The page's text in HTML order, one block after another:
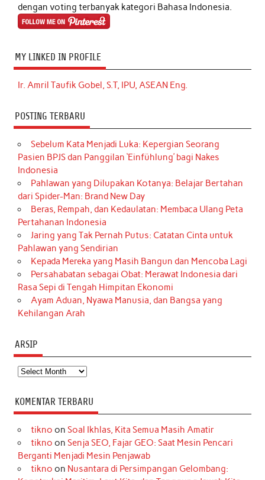
dengan voting terbanyak kategori Bahasa Indonesia.
MY LINKED IN PROFILE
Ir. Amril Taufik Gobel, S.T, IPU, ASEAN Eng.
POSTING TERBARU
Sebelum Kata Menjadi Luka: Kepergian Seorang
Pasien BPJS dan Panggilan ‘Einfühlung’ bagi Nakes
Indonesia
Pahlawan yang Dilupakan Kotanya: Belajar Bertahan
dari Spider-Man: Brand New Day
Beras, Rempah, dan Kedaulatan: Membaca Ulang Peta
Pertahanan Indonesia
Jaring yang Tak Pernah Putus: Catatan Cinta untuk
Pahlawan yang Sendirian
Kepada Mereka yang Masih Bangun dan Mencoba Lagi
Persahabatan sebagai Obat: Merawat Indonesia dari
Rasa Sepi di Tengah Himpitan Ekonomi
Ayam Aduan, Nyawa Manusia, dan Bangsa yang
Kehilangan Arah
ARSIP
Arsip
KOMENTAR TERBARU
tikno on Soal Ikhlas, Kita Semua Masih Amatir
tikno on Senja SEO, Fajar GEO: Saat Mesin Pencari
Berganti Menjadi Mesin Penjawab
tikno on Nusantara di Persimpangan Gelombang: